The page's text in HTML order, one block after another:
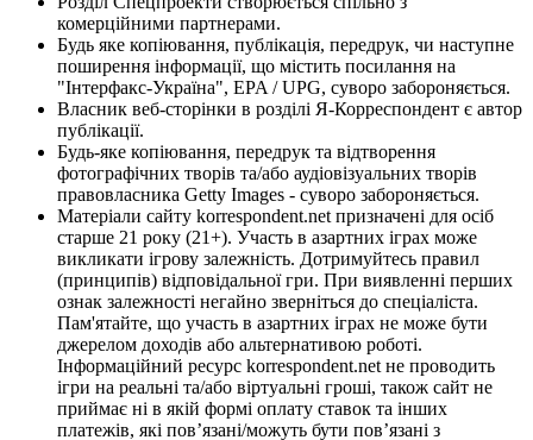
комерційними партнерами.
Будь яке копіювання, публікація, передрук, чи наступне
поширення інформації, що містить посилання на
"Інтерфакс-Україна", EPA / UPG, суворо забороняється.
Власник веб-сторінки в розділі Я-Корреспондент є автор
публікації.
Будь-яке копіювання, передрук та відтворення
фотографічних творів та/або аудіовізуальних творів
правовласника Getty Images - суворо забороняється.
Матеріали сайту korrespondent.net призначені для осіб
старше 21 року (21+). Участь в азартних іграх може
викликати ігрову залежність. Дотримуйтесь правил
(принципів) відповідальної гри. При виявленні перших
ознак залежності негайно зверніться до спеціаліста.
Пам'ятайте, що участь в азартних іграх не може бути
джерелом доходів або альтернативою роботі.
Інформаційний ресурс korrespondent.net не проводить
ігри на реальні та/або віртуальні гроші, також сайт не
приймає ні в якій формі оплату ставок та інших
платежів, які пов’язані/можуть бути пов’язані з